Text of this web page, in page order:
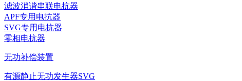
滤波消谐串联电抗器
APF专用电抗器
SVG专用电抗器
零相电抗器
无功补偿装置
有源静止无功发生器SVG